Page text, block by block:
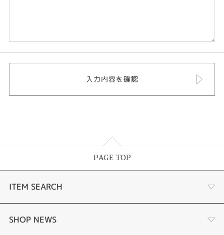
PAGE TOP
ITEM SEARCH
婚約指輪
SHOP NEWS